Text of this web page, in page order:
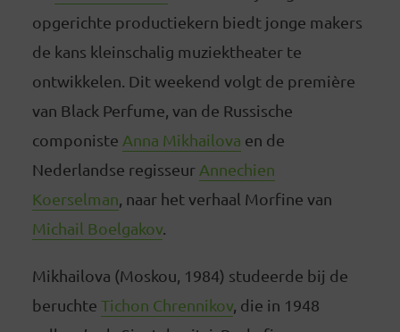
opgerichte productiekern biedt jonge makers
de kans kleinschalig muziektheater te
ontwikkelen. Dit weekend volgt de première
van Black Perfume, van de Russische
componiste Anna Mikhailova en de
Nederlandse regisseur Annechien
Koerselman , naar het verhaal Morfine van
Michail Boelgakov.
Mikhailova (Moskou, 1984) studeerde bij de
beruchte Tichon Chrennikov, die in 1948